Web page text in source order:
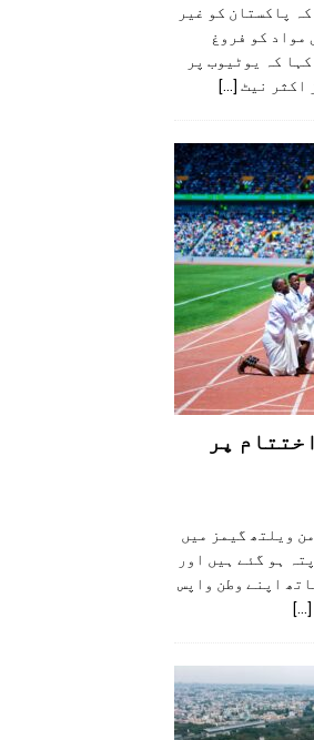
پاکستان کو غیر
مواد کو فروغ
کہ یوٹیوب پر
اکثر نیٹ [...]
پر
ویلتھ گیمز میں
ہو گئے ہیں اور
اپنے وطن واپس
[...]